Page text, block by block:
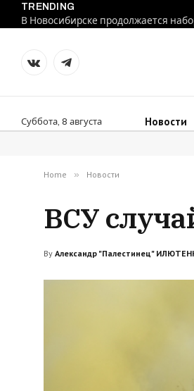
TRENDING
В Новосибирске продолжается
VKontakteTelegram
Суббота, 8 августа Новости
Home » Новости
ВСУ
By Александр "Палестинец"